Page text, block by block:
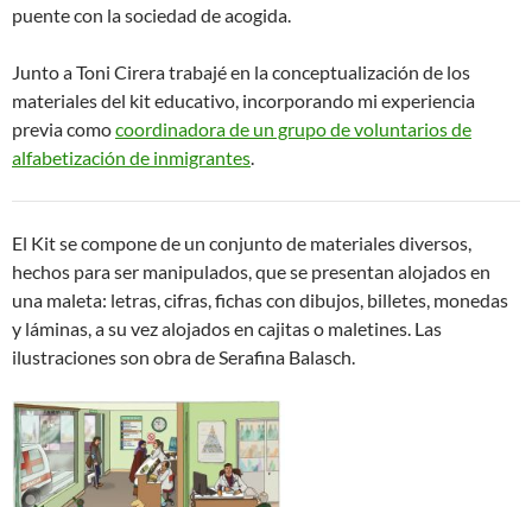
puente con la sociedad de acogida.
Junto a Toni Cirera trabajé en la conceptualización de los
materiales del kit educativo, incorporando mi experiencia
previa comocoordinadora de un grupo de voluntarios de
alfabetización de inmigrantes.
El Kit se compone de un conjunto de materiales diversos,
hechos para ser manipulados, que se presentan alojados en
una maleta: letras, cifras, fichas con dibujos, billetes, monedas
y láminas, a su vez alojados en cajitas o maletines. Las
ilustraciones son obra de Serafina Balasch.